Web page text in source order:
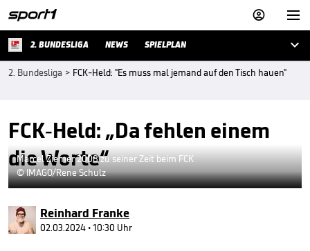


2. BUNDESLIGA NEWS SPIELPLAN 
2. Bundesliga > FCK-Held: "Es muss mal jemand auf den Tisch hauen"
FCK-Held: „Da fehlen einem
die Worte“
Marcel Ziemer 2008 zu seiner Zeit beim FCK
© IMAGO/Rene Schulz
Reinhard Franke
02.03.2024 • 10:30 Uhr